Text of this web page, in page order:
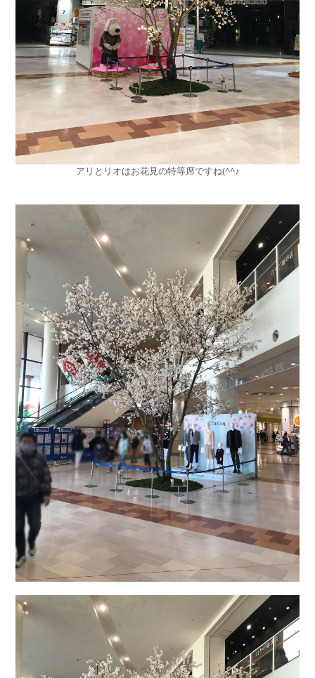
アリとリオはお花見の特等席ですね(^^♪